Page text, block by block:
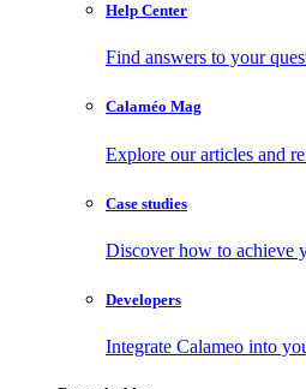
Help Center
Find answers to your
Calaméo Mag
Explore our articles and
Case studies
Discover how to achieve
Developers
Integrate Calameo into